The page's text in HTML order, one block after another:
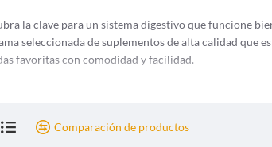
la clave para un sistema digestivo que funcione
seleccionada de suplementos de alta calidad que
favoritas con comodidad y facilidad.
Comparación de productos